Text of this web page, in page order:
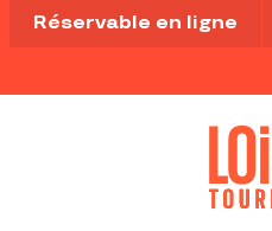
Aller
au
principal
Réservable en ligne